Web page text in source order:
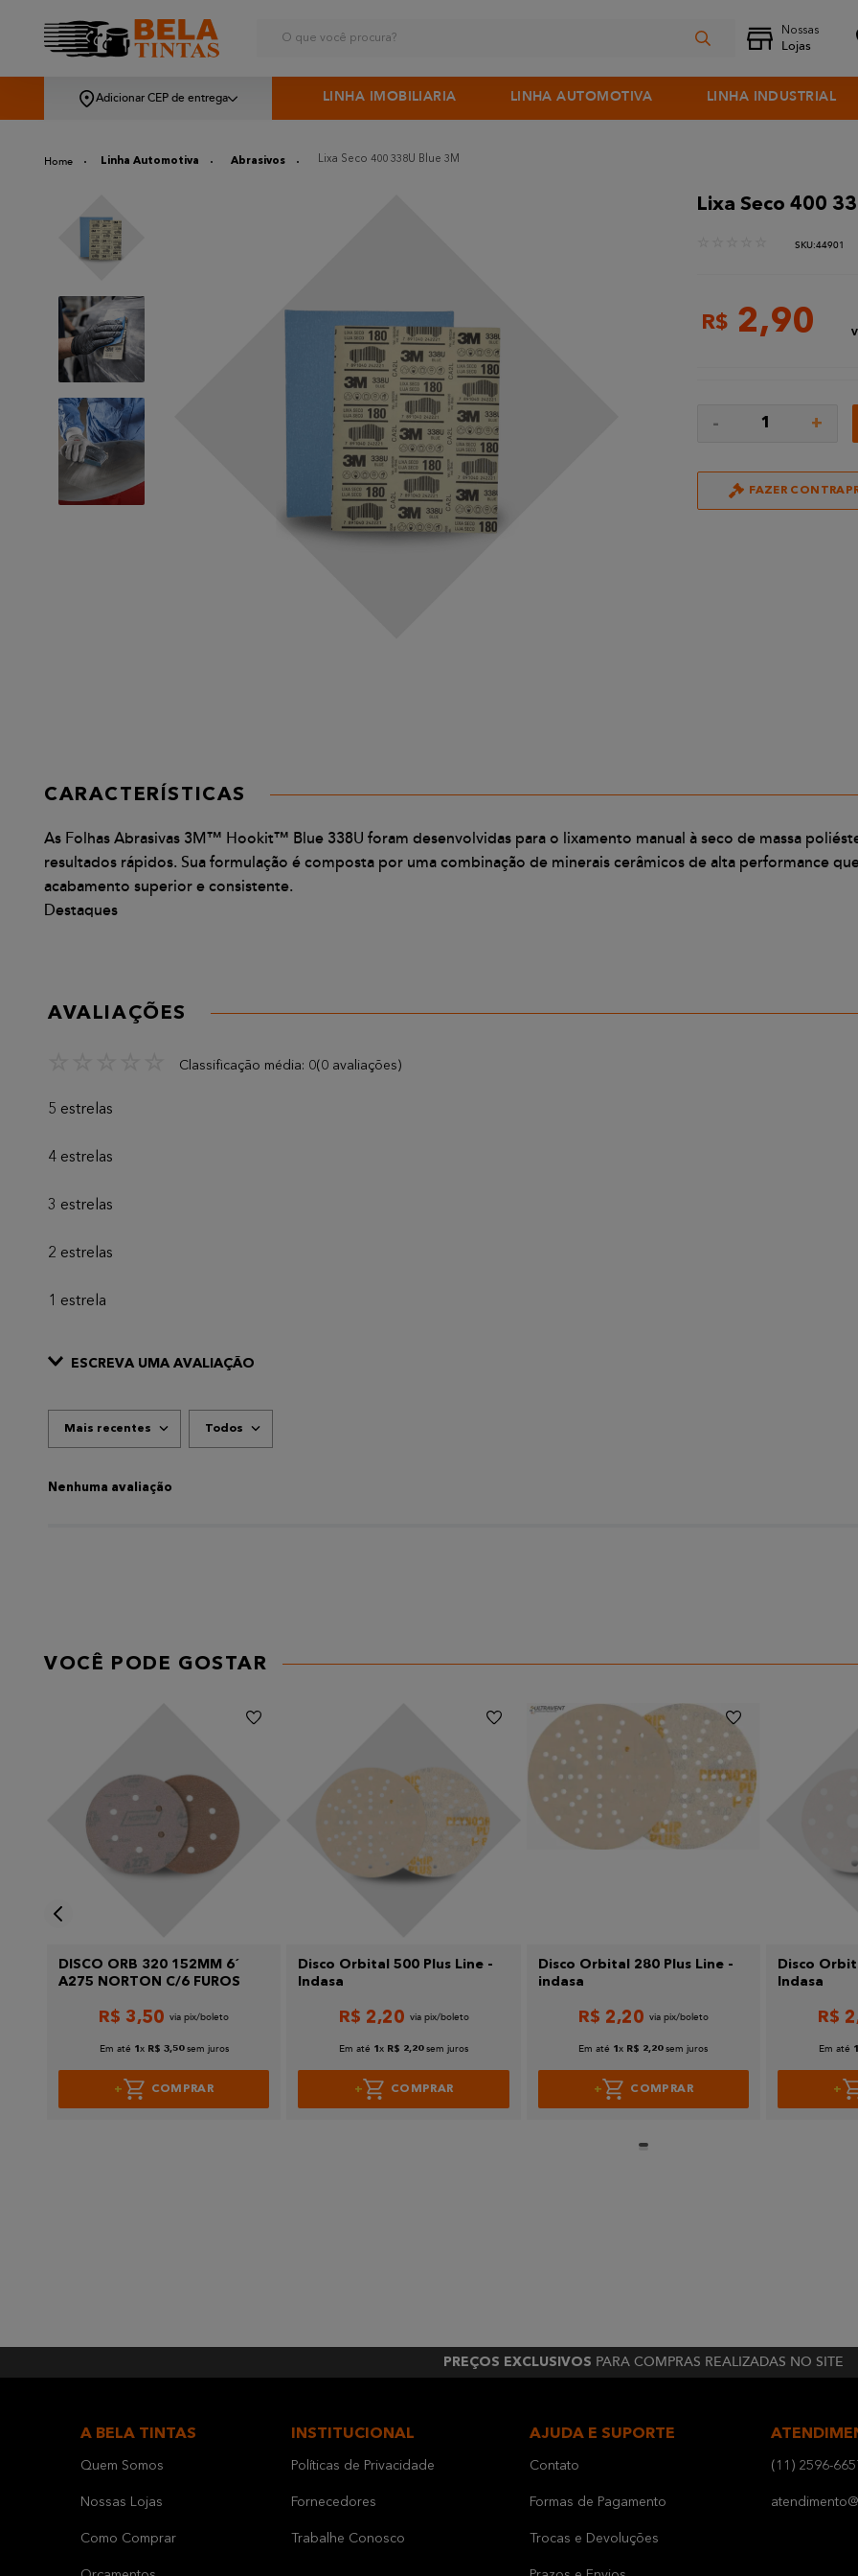
Adicionar CEP de entrega LINHA IMOBILIARIA LINHA AUTOMOTIVA LINHA INDUSTRIAL
Linha Automotiva Abrasivos Lixa Seco 400 338U Blue 3M
Lixa Seco 400
:44901
R$ 2,90
- 1 +
FAZER
CARACTERÍSTICAS
As Folhas Abrasivas 3M™ Hookit™ Blue 338U foram desenvolvidas para o lixamento manual à seco de massa
resultados rápidos. Sua formulação é composta por uma combinação de minerais cerâmicos de alta performance
acabamento superior e consistente.
Destaques
AVALIAÇÕES
Classificação média: 0(0 avaliações)
5 estrelas
4 estrelas
3 estrelas
2 estrelas
1 estrela
ESCREVA UMA AVALIAÇÃO
Endereço de email
Mais recentes Todos
Nenhuma avaliação
VOCÊ PODE GOSTAR
DISCO ORB 320 152MM 6´
A275 NORTON C/6 FUROS
R$ 3,50
Em até 1 x R$ 3,50 sem juros
COMPRAR
Disco Orbital 500 Plus Line -
Indasa
R$ 2,20
Em até 1x R$ 2,20 sem juros
COMPRAR
Disco Orbital 280 Plus Line -
indasa
R$ 2,20
Em até 1x R$ 2,20 sem juros
COMPRAR
Disco
Indasa
R$ 2
Em até 1
PREÇOS EXCLUSIVOS PARA COMPRAS REALIZADAS NO SITE
A BELA TINTAS
Quem Somos
Nossas Lojas
Como Comprar
INSTITUCIONAL
Políticas de Privacidade
Fornecedores
Trabalhe Conosco
AJUDA E SUPORTE
Contato
Formas de Pagamento
Trocas e Devoluções
(11) 2596-